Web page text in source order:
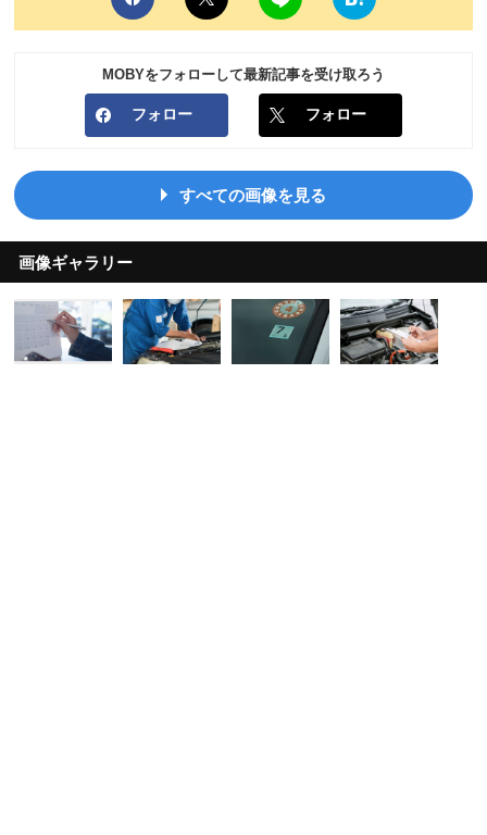
MOBYをフォローして最新記事を受け取ろう
フォロー フォロー
すべての画像を見る
画像ギャラリー